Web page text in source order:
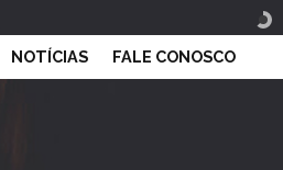
NOTÍCIAS FALE CONOSCO